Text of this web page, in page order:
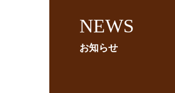
NEWS
お知らせ